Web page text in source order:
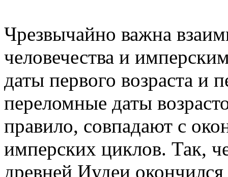
Чрезвычайно важна
человечества и
даты первого возраста и
переломные даты
правило, совпадают с
имперских циклов. Так,
древней Иудеи